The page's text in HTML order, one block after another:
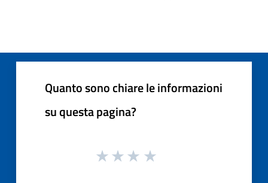
Quanto sono chiare le informazioni
su questa pagina?